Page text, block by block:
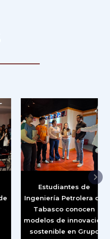
Estudiantes de
Ingeniería Petrolera de
Tabasco conocen
modelos de innovación
sostenible en Grupo